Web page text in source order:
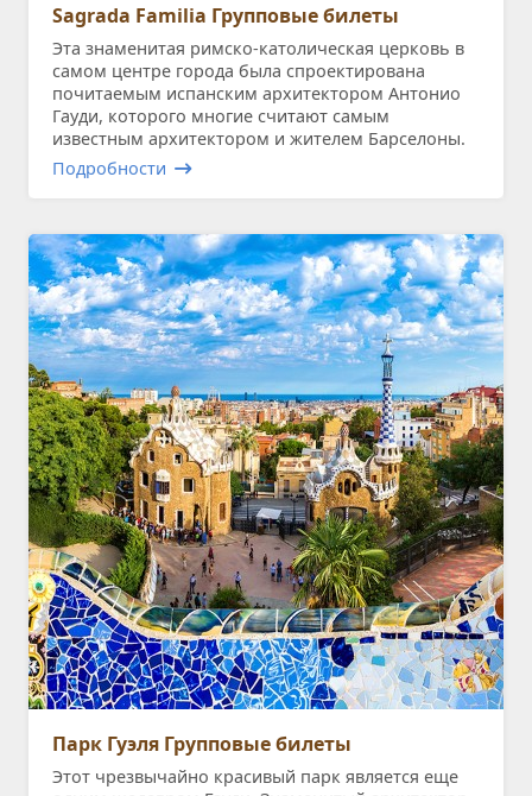
Sagrada Familia Групповые билеты
Эта знаменитая римско-католическая церковь в
самом центре города была спроектирована
почитаемым испанским архитектором Антонио
Гауди, которого многие считают самым
известным архитектором и жителем Барселоны.
Подробности
Парк Гуэля Групповые билеты
Этот чрезвычайно красивый парк является еще